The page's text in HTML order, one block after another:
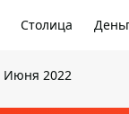
Столица
Июня 2022